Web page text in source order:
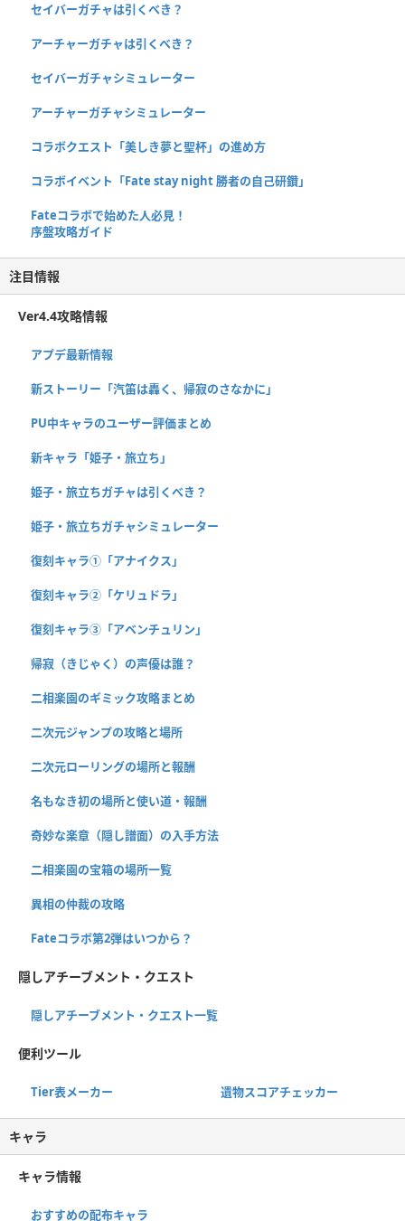
セイバーガチャは引くべき？
アーチャーガチャは引くべき？
セイバーガチャシミュレーター
アーチャーガチャシミュレーター
コラボクエスト「美しき夢と聖杯」の進め方
コラボイベント「Fate stay night 勝者の自己研鑽」
Fateコラボで始めた人必見！
序盤攻略ガイド
注目情報
Ver4.4攻略情報
アプデ最新情報
新ストーリー「汽笛は轟く、帰寂のさなかに」
PU中キャラのユーザー評価まとめ
新キャラ「姫子・旅立ち」
姫子・旅立ちガチャは引くべき？
姫子・旅立ちガチャシミュレーター
復刻キャラ①「アナイクス」
復刻キャラ②「ケリュドラ」
復刻キャラ③「アベンチュリン」
帰寂（きじゃく）の声優は誰？
二相楽園のギミック攻略まとめ
二次元ジャンプの攻略と場所
二次元ローリングの場所と報酬
名もなき初の場所と使い道・報酬
奇妙な楽章（隠し譜面）の入手方法
二相楽園の宝箱の場所一覧
異相の仲裁の攻略
Fateコラボ第2弾はいつから？
隠しアチーブメント・クエスト
隠しアチーブメント・クエスト一覧
便利ツール
Tier表メーカー 遺物スコアチェッカー
キャラ
キャラ情報
おすすめの配布キャラ